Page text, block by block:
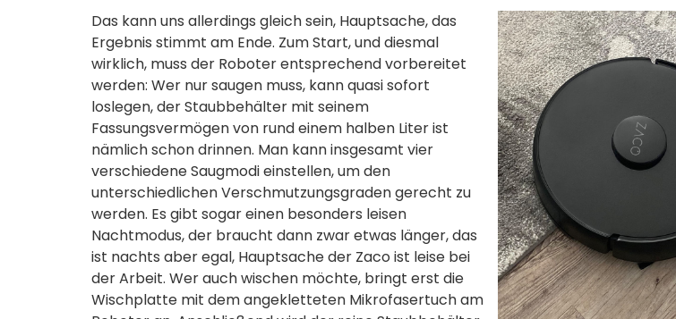
Das kann uns allerdings gleich sein, Hauptsache, das
Ergebnis stimmt am Ende. Zum Start, und diesmal
wirklich, muss der Roboter entsprechend vorbereitet
werden: Wer nur saugen muss, kann quasi sofort
loslegen, der Staubbehälter mit seinem
Fassungsvermögen von rund einem halben Liter ist
nämlich schon drinnen. Man kann insgesamt vier
verschiedene Saugmodi einstellen, um den
unterschiedlichen Verschmutzungsgraden gerecht zu
werden. Es gibt sogar einen besonders leisen
Nachtmodus, der braucht dann zwar etwas länger, das
ist nachts aber egal, Hauptsache der Zaco ist leise bei
der Arbeit. Wer auch wischen möchte, bringt erst die
Wischplatte mit dem angekletteten Mikrofasertuch am